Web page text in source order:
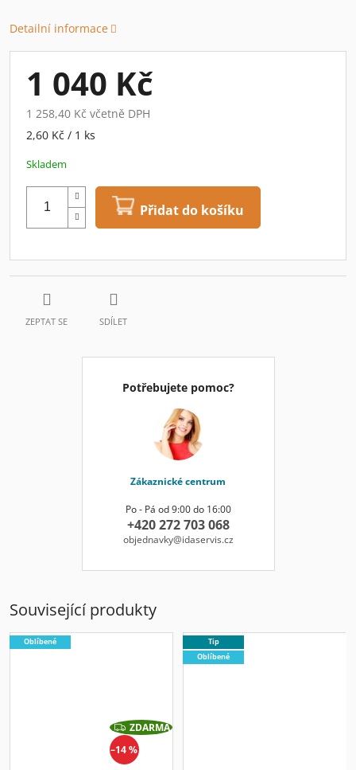
Detailní informace
1 040 Kč
1 258,40 Kč včetně DPH
Měrná
2,60 Kč / 1 ks
Skladem
Přidat do košíku
ZEPTAT SE SDÍLET
Potřebujete pomoc?
Zákaznické centrum
Po - Pá od 9:00 do 16:00
+420 272 703 068
objednavky@idaservis.cz
Související produkty
Oblíbené
Z
D
A
R
ZDARMA
–14 %
Tip
Oblíbené